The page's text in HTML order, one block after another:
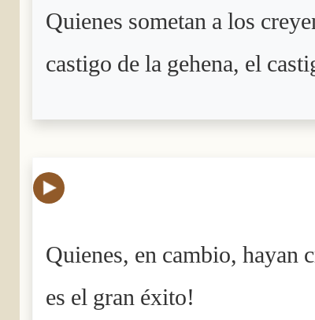
Quienes sometan a los
castigo de la gehena, el
Quienes, en cambio, hayan
es el gran éxito!